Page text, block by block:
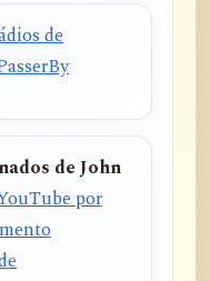
de
de John
por